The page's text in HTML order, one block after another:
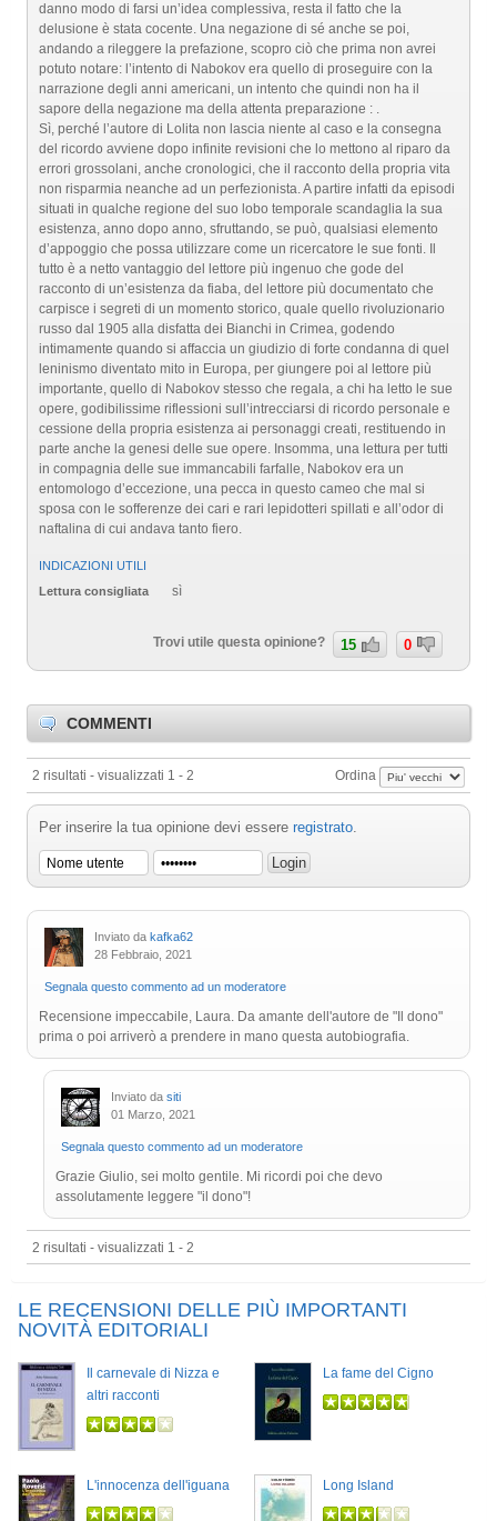
danno modo di farsi un’idea complessiva, resta il fatto che la
delusione è stata cocente. Una negazione di sé anche se poi,
andando a rileggere la prefazione, scopro ciò che prima non avrei
potuto notare: l’intento di Nabokov era quello di proseguire con la
narrazione degli anni americani, un intento che quindi non ha il
sapore della negazione ma della attenta preparazione : .
Sì, perché l’autore di Lolita non lascia niente al caso e la consegna
del ricordo avviene dopo infinite revisioni che lo mettono al riparo da
errori grossolani, anche cronologici, che il racconto della propria vita
non risparmia neanche ad un perfezionista. A partire infatti da episodi
situati in qualche regione del suo lobo temporale scandaglia la sua
esistenza, anno dopo anno, sfruttando, se può, qualsiasi elemento
d’appoggio che possa utilizzare come un ricercatore le sue fonti. Il
tutto è a netto vantaggio del lettore più ingenuo che gode del
racconto di un’esistenza da fiaba, del lettore più documentato che
carpisce i segreti di un momento storico, quale quello rivoluzionario
russo dal 1905 alla disfatta dei Bianchi in Crimea, godendo
intimamente quando si affaccia un giudizio di forte condanna di quel
leninismo diventato mito in Europa, per giungere poi al lettore più
importante, quello di Nabokov stesso che regala, a chi ha letto le sue
opere, godibilissime riflessioni sull’intrecciarsi di ricordo personale e
cessione della propria esistenza ai personaggi creati, restituendo in
parte anche la genesi delle sue opere. Insomma, una lettura per tutti
in compagnia delle sue immancabili farfalle, Nabokov era un
entomologo d’eccezione, una pecca in questo cameo che mal si
sposa con le sofferenze dei cari e rari lepidotteri spillati e all’odor di
naftalina di cui andava tanto fiero.
INDICAZIONI UTILI
Lettura consigliata
sì
Trovi utile questa opinione? 15 0
COMMENTI
2 risultati - visualizzati 1 - 2 Ordina
Per inserire la tua opinione devi essere registrato.
Inviato da kafka62
28 Febbraio, 2021
Segnala questo commento ad un moderatore
Recensione impeccabile, Laura. Da amante dell'autore de "Il dono"
prima o poi arriverò a prendere in mano questa autobiografia.
Inviato da siti
01 Marzo, 2021
Segnala questo commento ad un moderatore
Grazie Giulio, sei molto gentile. Mi ricordi poi che devo
assolutamente leggere "il dono"!
2 risultati - visualizzati 1 - 2
LE RECENSIONI DELLE PIÙ IMPORTANTI
NOVITÀ EDITORIALI
Il carnevale di Nizza e
altri racconti
La fame del Cigno
L'innocenza dell'iguana Long Island